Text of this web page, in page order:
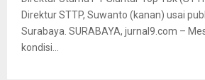
Direktur STTP, Suwanto (kanan) usai
Surabaya. SURABAYA, jurnal9.com –
kondisi...